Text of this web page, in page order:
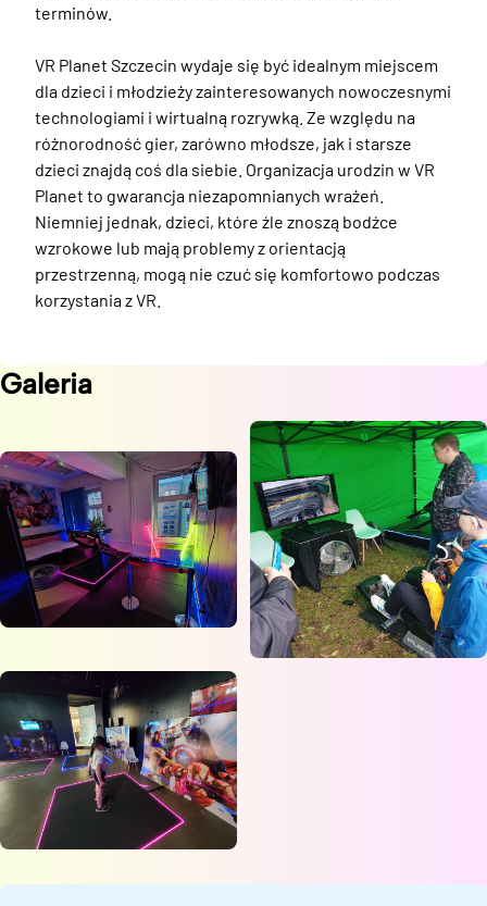
terminów.
VR Planet Szczecin wydaje się być idealnym miejscem
dla dzieci i młodzieży zainteresowanych nowoczesnymi
technologiami i wirtualną rozrywką. Ze względu na
różnorodność gier, zarówno młodsze, jak i starsze
dzieci znajdą coś dla siebie. Organizacja urodzin w VR
Planet to gwarancja niezapomnianych wrażeń.
Niemniej jednak, dzieci, które źle znoszą bodźce
wzrokowe lub mają problemy z orientacją
przestrzenną, mogą nie czuć się komfortowo podczas
korzystania z VR.
Galeria